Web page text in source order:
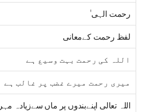
رحمت الہی ٰ
لفظ رحمت کےمعانی
اللہ کی رحمت بہت وسیع ہے
میری رحمت میرے غضب پر غالب ہے
اللہ تعالی اپنےبندوں پر ماں سےزیادہ